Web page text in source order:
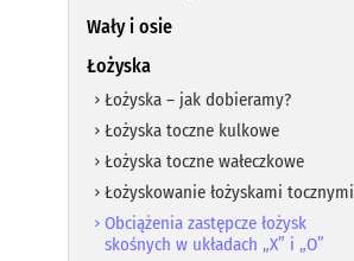
Wały i osie
Łożyska
Łożyska – jak dobieramy?
Łożyska toczne kulkowe
Łożyska toczne wałeczkowe
Łożyskowanie łożyskami tocznymi
Obciążenia zastępcze łożysk
skośnych w układach „X” i „O”